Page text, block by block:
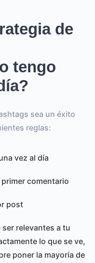
de
tengo
sea un éxito
reglas:
vez al día
comentario
post
relevantes a tu
lo que se ve,
poner la mayoría de